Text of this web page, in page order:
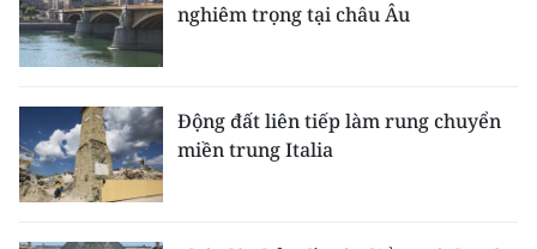
nghiêm trọng tại châu Âu
Động đất liên tiếp làm rung chuyển
miền trung Italia